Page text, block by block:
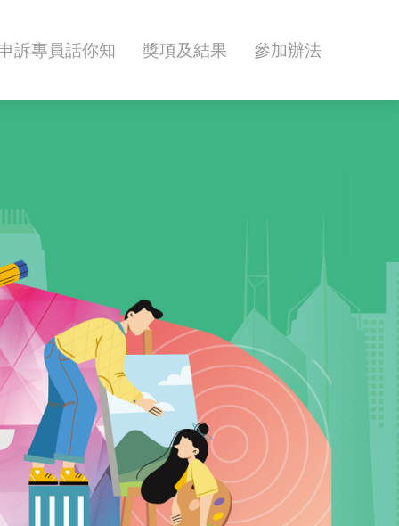
訴專員話你知 獎項及結果 參加辦法